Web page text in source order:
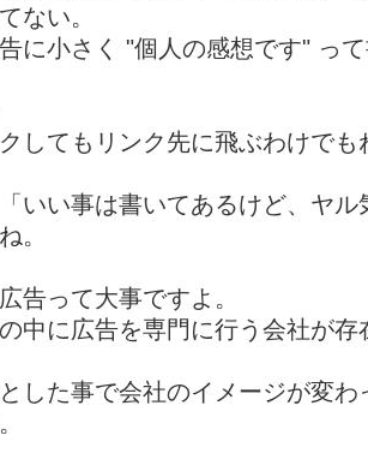
ない。
に小さく "個人の感想です" っ
してもリンク先に飛ぶわけで
いい事は書いてあるけど、ヤル
。
告って大事ですよ。
中に広告を専門に行う会社が
した事で会社のイメージが変